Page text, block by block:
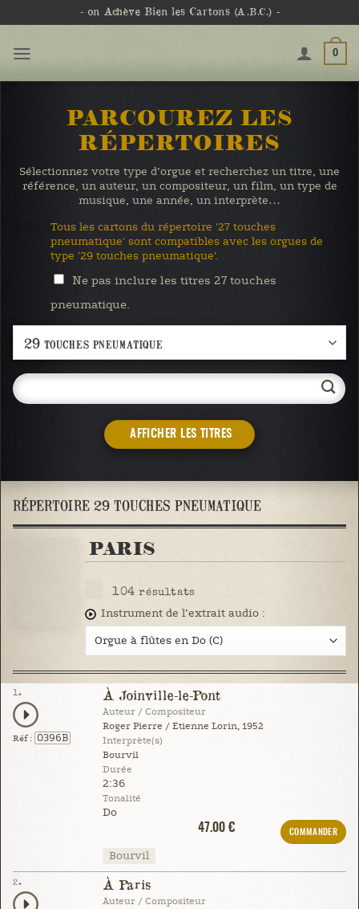
- on Achève Bien les Cartons (A.B.C.) -
0
PARCOUREZ LES
RÉPERTOIRES
Sélectionnez votre type d’orgue et recherchez un titre, une
référence, un auteur, un compositeur, un film, un type de
musique, une année, un interprète…
Tous les cartons du répertoire '27 touches
pneumatique' sont compatibles avec les orgues de
type '29 touches pneumatique'.
Ne pas inclure les titres 27 touches
pneumatique.
AFFICHER LES TITRES
RÉPERTOIRE 29 TOUCHES PNEUMATIQUE
PARIS
104 résultats
Instrument de l’extrait audio :
1.
Réf : 0396B
À Joinville-le-Pont
Auteur / Compositeur
Roger Pierre / Etienne Lorin, 1952
Interprète(s)
Bourvil
Durée
2:36
Tonalité
Do
47.00 €
COMMANDER
Bourvil
2. À Paris
Auteur / Compositeur